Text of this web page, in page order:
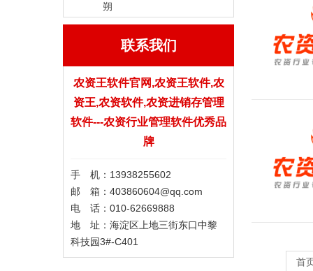
朔
联系我们
农资王软件官网,农资王软件,农
资王,农资软件,农资进销存管理
软件---农资行业管理软件优秀品
牌
手 机：13938255602
邮 箱：403860604@qq.com
电 话：010-62669888
地 址：海淀区上地三街东口中黎
科技园3#-C401
首